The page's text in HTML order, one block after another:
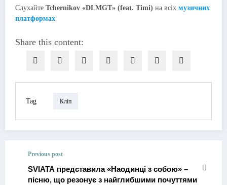
Слухайте Tchernikov «DLMGT» (feat. Timi) на всіх музичних
платформах
Share this content:
Tag Кліп
Previous post
SVIATA представила «Наодинці з собою» –
пісню, що резонує з найглибшими почуттями